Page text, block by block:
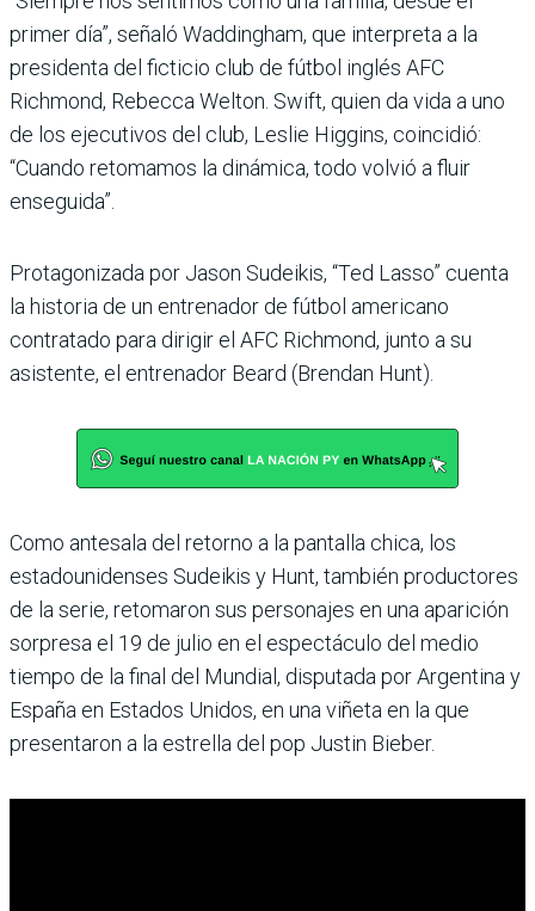
primer día”, señaló Waddingham, que interpreta a la
presidenta del ficticio club de fútbol inglés AFC
Richmond, Rebecca Welton. Swift, quien da vida a uno
de los ejecutivos del club, Leslie Higgins, coincidió:
“Cuando retomamos la dinámica, todo volvió a fluir
enseguida”.
Protagonizada por Jason Sudeikis, “Ted Lasso” cuenta
la historia de un entrenador de fútbol americano
contratado para dirigir el AFC Richmond, junto a su
asistente, el entrenador Beard (Brendan Hunt).
Como antesala del retorno a la pantalla chica, los
estadounidenses Sudeikis y Hunt, también productores
de la serie, retomaron sus personajes en una aparición
sorpresa el 19 de julio en el espectáculo del medio
tiempo de la final del Mundial, disputada por Argentina y
España en Estados Unidos, en una viñeta en la que
presentaron a la estrella del pop Justin Bieber.